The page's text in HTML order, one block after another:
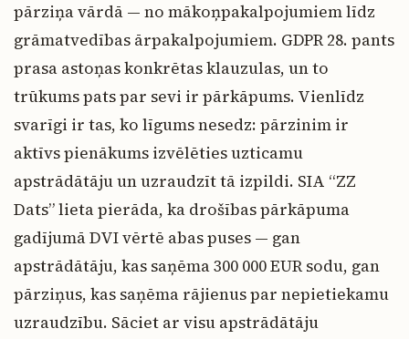
pārziņa vārdā — no mākoņpakalpojumiem līdz
grāmatvedības ārpakalpojumiem. GDPR 28. pants
prasa astoņas konkrētas klauzulas, un to
trūkums pats par sevi ir pārkāpums. Vienlīdz
svarīgi ir tas, ko līgums nesedz: pārzinim ir
aktīvs pienākums izvēlēties uzticamu
apstrādātāju un uzraudzīt tā izpildi. SIA “ZZ
Dats” lieta pierāda, ka drošības pārkāpuma
gadījumā DVI vērtē abas puses — gan
apstrādātāju, kas saņēma 300 000 EUR sodu, gan
pārziņus, kas saņēma rājienus par nepietiekamu
uzraudzību. Sāciet ar visu apstrādātāju